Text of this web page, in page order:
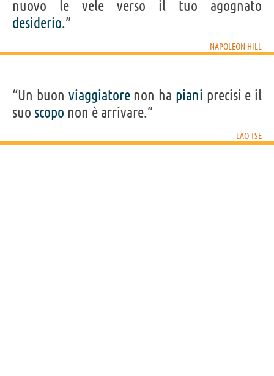
nuovo le vele verso il tuo agognato
desiderio.”
NAPOLEON HILL
“Un buon viaggiatorenon ha piani precisi e il
suo scopo non è arrivare.”
LAO TSE